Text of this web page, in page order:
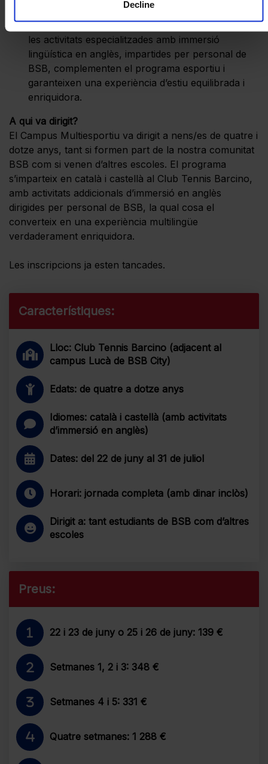
Decline
Programa addicional en anglès:les manualitats i
les activitats especialitzades amb immersió
lingüística en anglès, impartides per personal de
BSB, complementen el programa esportiu i
garanteixen una experiència d’estiu equilibrada i
enriquidora.
A qui va dirigit?
El Campus Multiesportiu va dirigit a nens/es de quatre i
dotze anys, tant si formen part de la nostra comunitat
BSB com si venen d’altres escoles. El programa
s’imparteix en català i castellà al Club Tennis Barcino,
amb activitats addicionals d’immersió en anglès
dirigides per personal de BSB, la qual cosa el
converteix en una experiència multilingüe
verdaderament enriquidora.
Les inscripcions ja esten tancades.
Característiques:
Lloc: Club Tennis Barcino (adjacent al
campus Lucà de BSB City)
Edats: de quatre a dotze anys
Idiomes: català i castellà (amb activitats
d’immersió en anglès)
Dates: del 22 de juny al 31 de juliol
Horari: jornada completa (amb dinar inclòs)
Dirigit a: tant estudiants de BSB com d’altres
escoles
Preus:
22 i 23 de juny o 25 i 26 de juny: 139 €
Setmanes 1, 2 i 3: 348 €
Setmanes 4 i 5: 331 €
Quatre setmanes: 1 288 €